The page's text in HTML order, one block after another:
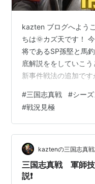
kazten ブログへよう
ちは🌞カズ天です！
将であるSP孫堅と馬
底解説ををしていこ
新事件戦法の追加で
スターして行ってくだ
う👍 < 目次 > １ SP孫
要解説 ・ SP孫堅継
・ 馬鈞概要解説 ・
見極解説 ４ SP孫堅使
#三国志真戦 #シー
#戦況見極
kaztenの三国志真
三国志真戦 軍師技
説❗️